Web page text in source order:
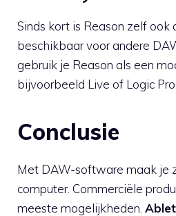
Sinds kort is Reason zelf ook
beschikbaar voor andere
gebruik je Reason als een
bijvoorbeeld Live of Logic Pro.
Conclusie
Met DAW-software maak je
computer. Commerciële
meeste mogelijkheden.